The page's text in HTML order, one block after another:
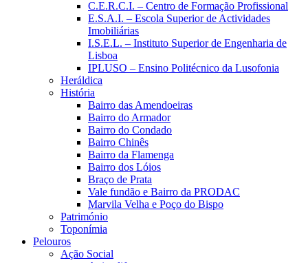
C.E.R.C.I. – Centro de Formação Profissional
E.S.A.I. – Escola Superior de Actividades
Imobiliárias
I.S.E.L. – Instituto Superior de Engenharia de
Lisboa
IPLUSO – Ensino Politécnico da Lusofonia
Heráldica
História
Bairro das Amendoeiras
Bairro do Armador
Bairro do Condado
Bairro Chinês
Bairro da Flamenga
Bairro dos Lóios
Braço de Prata
Vale fundão e Bairro da PRODAC
Marvila Velha e Poço do Bispo
Património
Toponímia
Pelouros
Ação Social